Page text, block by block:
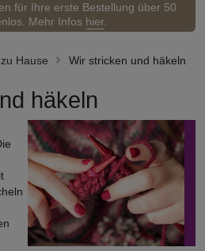
für Ihre erste Bestellung über 50
Mehr Infos hier.
Hause Wir stricken und häkeln
häkeln